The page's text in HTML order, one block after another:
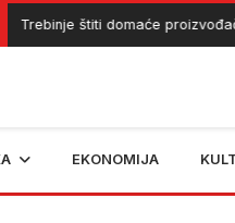
štiti domaće proizvođače
EKONOMIJA